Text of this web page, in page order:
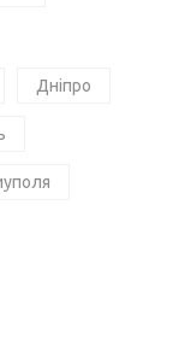
Дніпро